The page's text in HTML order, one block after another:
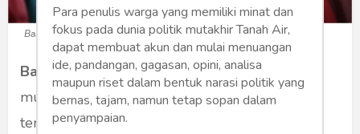
Bahan Kain Untuk Jaket
Bahan kain untuk jaket- Di negara empat
musim penggunaan jaket sangat penting,
terutama pada musim dingin atau winter yang
Para penulis warga yang memiliki minat dan
fokus pada dunia politik mutakhir Tanah Air,
dapat membuat akun dan mulai menuangan
ide, pandangan, gagasan, opini, analisa
maupun riset dalam bentuk narasi politik yang
bernas, tajam, namun tetap sopan dalam
penyampaian.